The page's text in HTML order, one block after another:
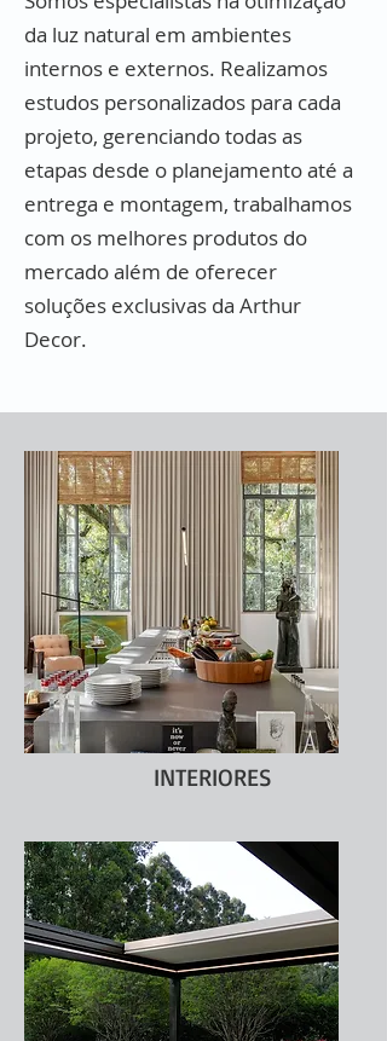
da luz natural em ambientes
internos e externos. Realizamos
estudos personalizados para cada
projeto, gerenciando todas as
etapas desde o planejamento até a
entrega e montagem, trabalhamos
com os melhores produtos do
mercado além de oferecer
soluções exclusivas da Arthur
Decor.
INTERIORES